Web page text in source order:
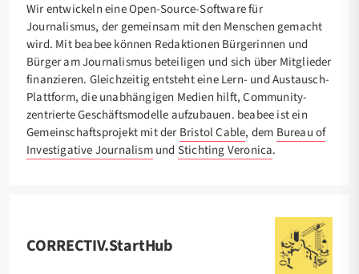
Wir entwickeln eine Open-Source-Software für
Journalismus, der gemeinsam mit den Menschen gemacht
wird. Mit beabee können Redaktionen Bürgerinnen und
Bürger am Journalismus beteiligen und sich über Mitglieder
finanzieren. Gleichzeitig entsteht eine Lern- und Austausch-
Plattform, die unabhängigen Medien hilft, Community-
zentrierte Geschäftsmodelle aufzubauen. beabee ist ein
Gemeinschaftsprojekt mit der Bristol Cable, dem Bureau of
Investigative Journalismund Stichting Veronica.
CORRECTIV.StartHub